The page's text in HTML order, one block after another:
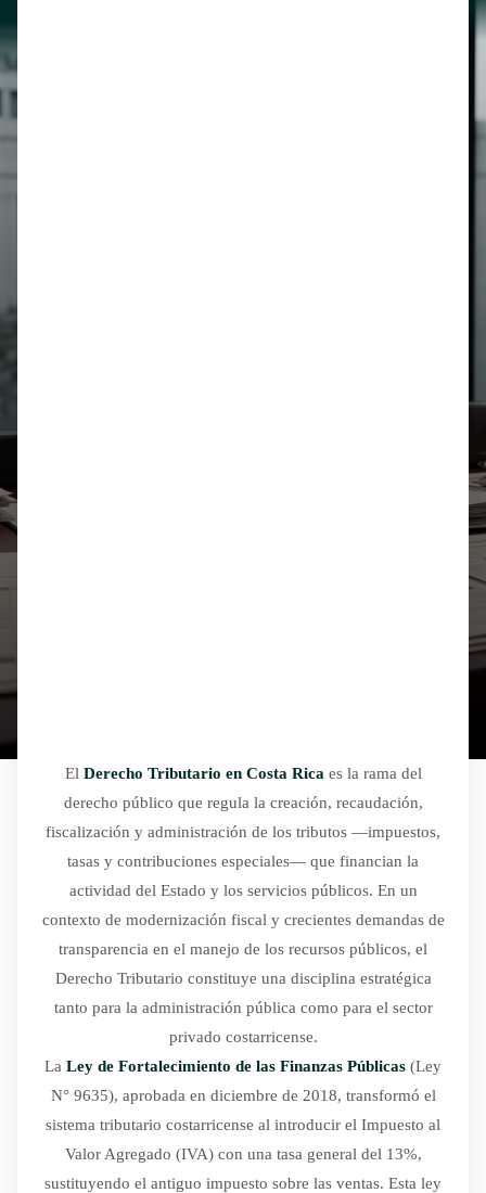
El Derecho Tributario en Costa Rica es la rama del
derecho público que regula la creación, recaudación,
fiscalización y administración de los tributos —impuestos,
tasas y contribuciones especiales— que financian la
actividad del Estado y los servicios públicos. En un
contexto de modernización fiscal y crecientes demandas de
transparencia en el manejo de los recursos públicos, el
Derecho Tributario constituye una disciplina estratégica
tanto para la administración pública como para el sector
privado costarricense.
La Ley de Fortalecimiento de las Finanzas Públicas (Ley
N° 9635), aprobada en diciembre de 2018, transformó el
sistema tributario costarricense al introducir el Impuesto al
Valor Agregado (IVA) con una tasa general del 13%,
sustituyendo el antiguo impuesto sobre las ventas. Esta ley